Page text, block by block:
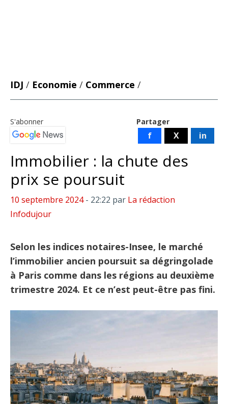
IDJ / Economie / Commerce /
Partager
f X in
S'abonner
Immobilier : la chute des
prix se poursuit
10 septembre 2024- 22:22 par La rédaction
Infodujour
Selon les indices notaires-Insee, le marché
l’immobilier ancien poursuit sa dégringolade
à Paris comme dans les régions au deuxième
trimestre 2024. Et ce n’est peut-être pas fini.